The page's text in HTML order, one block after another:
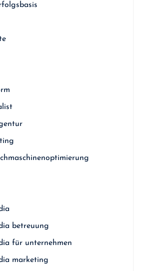
betreuung
für unternehmen
marketing